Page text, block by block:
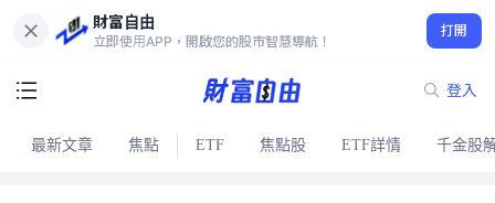
財富自由
立即使用APP，開啟您的股市智慧導航！
打開
登入
最新文章 焦點 ETF 焦點股 ETF詳情 千金股